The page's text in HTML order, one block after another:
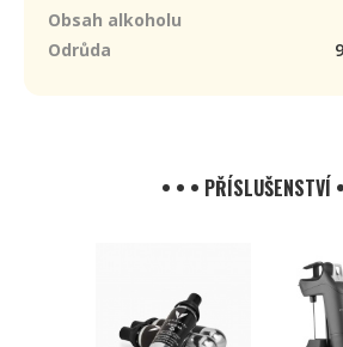
Obsah alkoholu
Odrůda
• • • PŘÍSLUŠENSTVÍ